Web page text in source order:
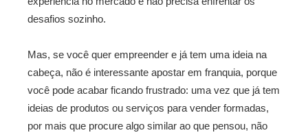
desafios sozinho.
Mas, se você quer empreender e já tem uma ideia na
cabeça, não é interessante apostar em franquia, porque
você pode acabar ficando frustrado: uma vez que já tem
ideias de produtos ou serviços para vender formadas,
por mais que procure algo similar ao que pensou, não